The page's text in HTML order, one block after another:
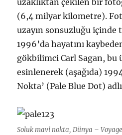
uzaklıktan çekilen bir
(6,4 milyar kilometre).
uzayın sonsuzluğu içinde
1996’da hayatını
gökbilimci Carl Sagan,
esinlenerek (aşağıda)
Nokta’ (Pale Blue Dot)
Soluk mavi nokta, Dünya –